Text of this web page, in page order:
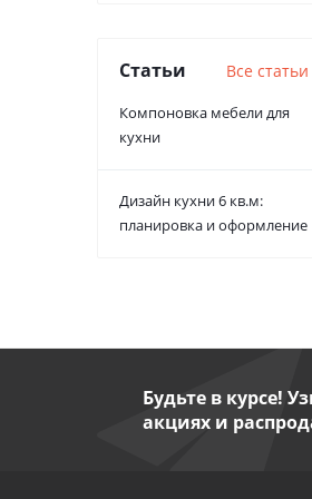
Статьи Все статьи
Компоновка мебели для
кухни
Дизайн кухни 6 кв.м:
планировка и оформление
Будьте в курсе!
акциях и